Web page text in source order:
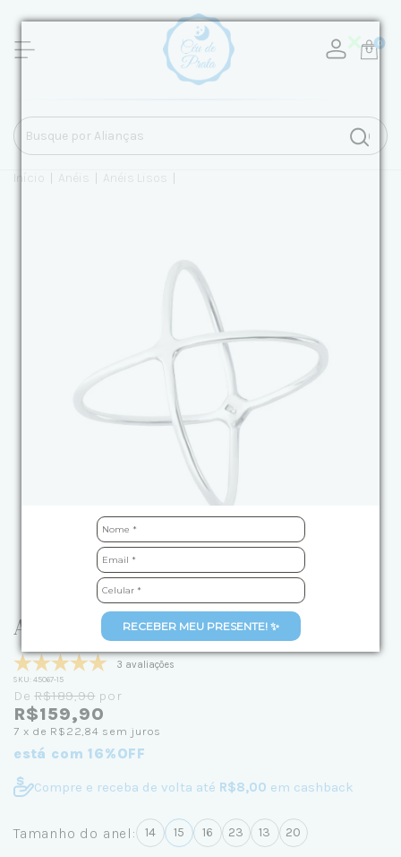
RECEBER MEU PRESENTE! ✨
0
Início Anéis Anéis Lisos
Anel de Prata Cruzado Liso
3 avaliações
SKU: 45067-15
DeR$189,90 por
R$159,90
7 x de R$22,84 sem juros
está com 16%OFF
Compre e receba de volta até R$8,00 em cashback
Tamanho do anel: 14 15 16 23 13 20